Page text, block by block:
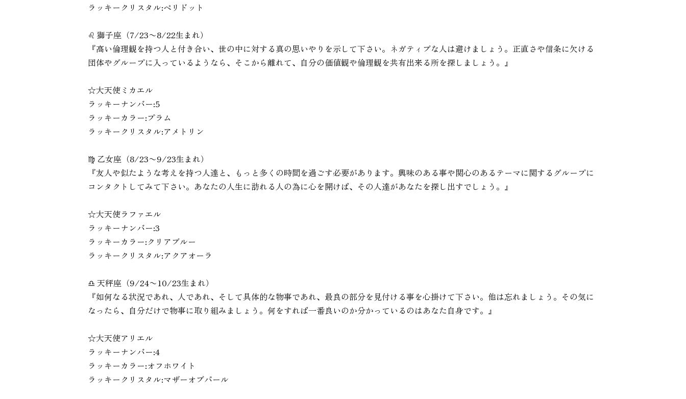
ラッキークリスタル:ペリドット
♌︎ 獅子座（7/23〜8/22生まれ）
『高い倫理観を持つ人と付き合い、世の中に対する真の思いやりを示して下さい。ネガティブな人は避けましょう。正直さや信条に欠ける
団体やグループに入っているようなら、そこから離れて、自分の価値観や倫理観を共有出来る所を探しましょう。』
☆大天使ミカエル
ラッキーナンバー:5
ラッキーカラー:プラム
ラッキークリスタル:アメトリン
♍︎ 乙女座（8/23〜9/23生まれ）
『友人や似たような考えを持つ人達と、もっと多くの時間を過ごす必要があります。興味のある事や関心のあるテーマに関するグループに
コンタクトしてみて下さい。あなたの人生に訪れる人の為に心を開けば、その人達があなたを探し出すでしょう。』
☆大天使ラファエル
ラッキーナンバー:3
ラッキーカラー:クリアブルー
ラッキークリスタル:アクアオーラ
♎︎ 天秤座（9/24〜10/23生まれ）
『如何なる状況であれ、人であれ、そして具体的な物事であれ、最良の部分を見付ける事を心掛けて下さい。他は忘れましょう。その気に
なったら、自分だけで物事に取り組みましょう。何をすれば一番良いのか分かっているのはあなた自身です。』
☆大天使アリエル
ラッキーナンバー:4
ラッキーカラー:オフホワイト
ラッキークリスタル:マザーオブパール